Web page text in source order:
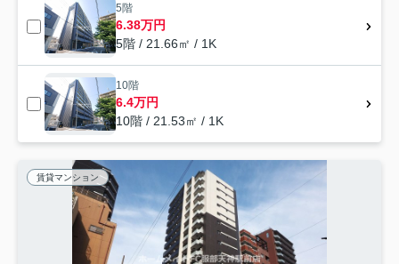
5階
6.38万円
5階 / 21.66㎡ / 1K
10階
6.4万円
10階 / 21.53㎡ / 1K
賃貸マンション